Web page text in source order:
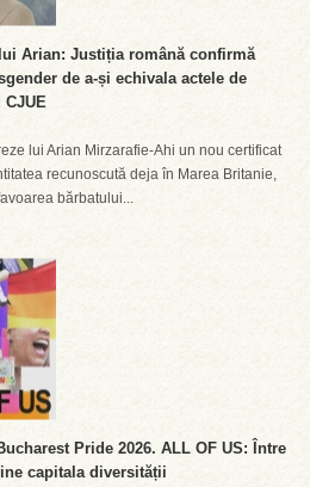
Arian: Justiția română confirmă
de a-și echivala actele de
lui Arian Mirzarafie-Ahi un nou certificat
recunoscută deja în Marea Britanie,
bărbatului...
Pride 2026. ALL OF US: Între
capitala diversității